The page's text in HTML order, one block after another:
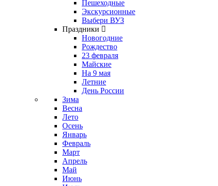
Пешеходные
Экскурсионные
Выбери ВУЗ
Праздники
Новогодние
Рождество
23 февраля
Майские
На 9 мая
Летние
День России
Зима
Весна
Лето
Осень
Январь
Февраль
Март
Апрель
Май
Июнь